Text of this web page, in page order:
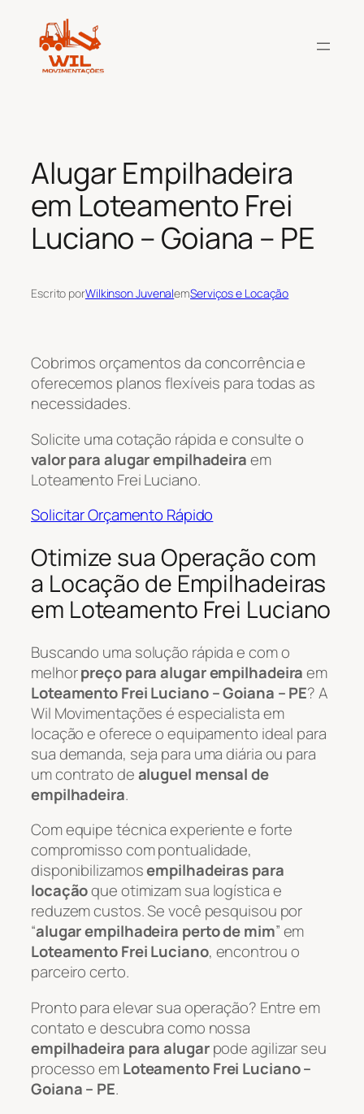
conteúdo
Alugar Empilhadeira
em Loteamento Frei
Luciano – Goiana – PE
Escrito porWilkinson JuvenalemServiços e Locação
Cobrimos orçamentos da concorrência e
oferecemos planos flexíveis para todas as
necessidades.
Solicite uma cotação rápida e consulte o
valor para alugar empilhadeiraem
Loteamento Frei Luciano.
Solicitar Orçamento Rápido
Otimize sua Operação com
a Locação de Empilhadeiras
em Loteamento Frei Luciano
Buscando uma solução rápida e com o
melhorpreço para alugar empilhadeiraem
Loteamento Frei Luciano – Goiana – PE? A
Wil Movimentações é especialista em
locação e oferece o equipamento ideal para
sua demanda, seja para uma diária ou para
um contrato dealuguel mensal de
empilhadeira.
Com equipe técnica experiente e forte
compromisso com pontualidade,
disponibilizamosempilhadeiras para
locaçãoque otimizam sua logística e
reduzem custos. Se você pesquisou por
“alugar empilhadeira perto de mim” em
Loteamento Frei Luciano, encontrou o
parceiro certo.
Pronto para elevar sua operação? Entre em
contato e descubra como nossa
empilhadeira para alugarpode agilizar seu
processo emLoteamento Frei Luciano –
Goiana – PE.